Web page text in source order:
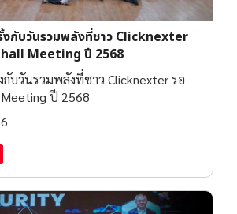
กับวันรวมพลังที่ชาว Clicknexter
Meeting ปี 2568
บวันรวมพลังที่ชาว Clicknexter รอ
ปี 2568